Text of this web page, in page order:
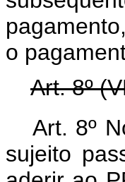
o
Art. 8º
Art. 8º
sujeito